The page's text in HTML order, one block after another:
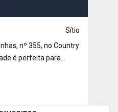
Sítio
nº 355, no Country
é perfeita para
O imóvel conta com